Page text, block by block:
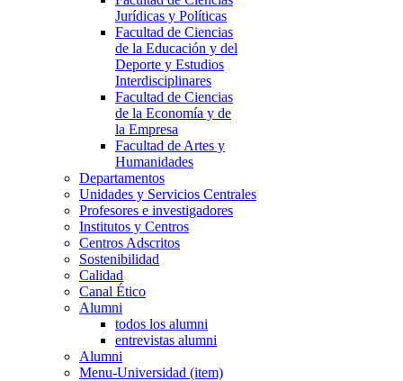
Jurídicas y Políticas
Facultad de Ciencias
de la Educación y del
Deporte y Estudios
Interdisciplinares
Facultad de Ciencias
de la Economía y de
la Empresa
Facultad de Artes y
Humanidades
Departamentos
Unidades y Servicios Centrales
Profesores e investigadores
Institutos y Centros
Centros Adscritos
Sostenibilidad
Calidad
Canal Ético
Alumni
todos los alumni
entrevistas alumni
Alumni
Menu-Universidad (item)